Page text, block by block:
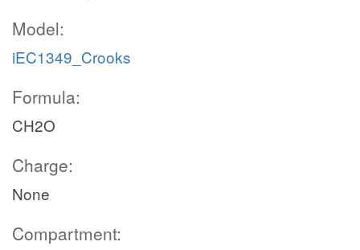
Model:
iEC1349_Crooks
Formula:
CH2O
Charge:
None
Compartment: